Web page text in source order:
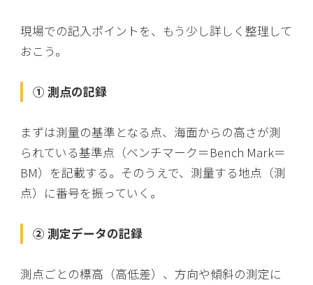
現場での記入ポイントを、もう少し詳しく整理して
おこう。
① 測点の記録
まずは測量の基準となる点、海面からの高さが測
られている基準点（ベンチマーク＝Bench Mark＝
BM）を記載する。そのうえで、測量する地点（測
点）に番号を振っていく。
② 測定データの記録
測点ごとの標高（高低差）、方向や傾斜の測定に